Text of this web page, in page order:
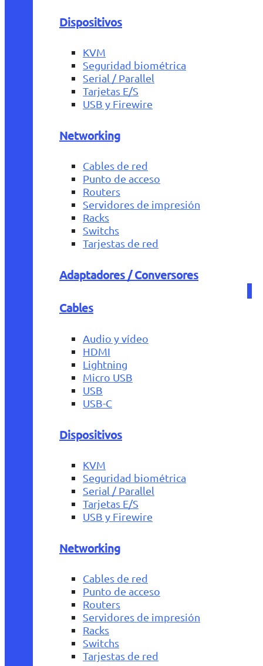
Dispositivos
KVM
Seguridad biométrica
Serial / Parallel
Tarjetas E/S
USB y Firewire
Networking
Cables de red
Punto de acceso
Routers
Servidores de impresión
Racks
Switchs
Tarjestas de red
Adaptadores / Conversores
Cables
Audio y vídeo
HDMI
Lightning
Micro USB
USB
USB-C
Dispositivos
KVM
Seguridad biométrica
Serial / Parallel
Tarjetas E/S
USB y Firewire
Networking
Cables de red
Punto de acceso
Routers
Servidores de impresión
Racks
Switchs
Tarjestas de red